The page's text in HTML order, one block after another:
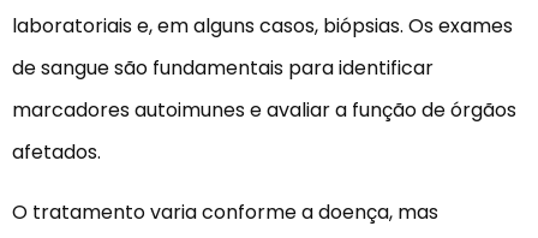
laboratoriais e, em alguns casos, biópsias. Os exames
de sangue são fundamentais para identificar
marcadores autoimunes e avaliar a função de órgãos
afetados.
O tratamento varia conforme a doença, mas